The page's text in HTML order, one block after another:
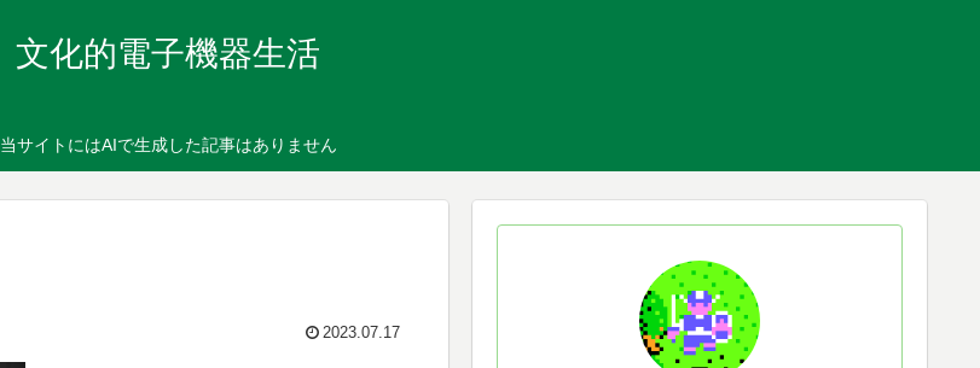
文化的電子機器生活
当サイトにはAIで生成した記事はありません
2023.07.17